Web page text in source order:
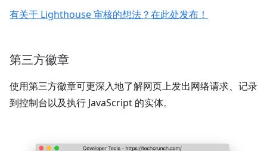
有关于 Lighthouse 审核的想法？在此处发布！
第三方徽章
使用第三方徽章可更深入地了解网页上发出网络请求、记录
到控制台以及执行 JavaScript 的实体。